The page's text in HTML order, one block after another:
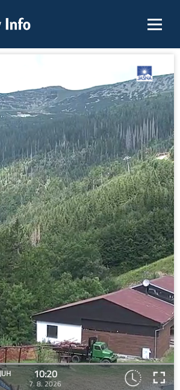
10:20
7. 8. 2026